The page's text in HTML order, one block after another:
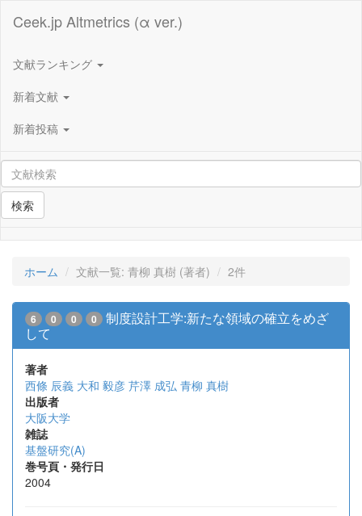
Ceek.jp Altmetrics (α ver.)
文献ランキング
新着文献
新着投稿
検索
ホーム 文献一覧: 青柳 真樹 (著者) 2件
6 0 0 0
制度設計工学:新たな領域の確立をめざ
して
著者
西條 辰義 大和 毅彦 芹澤 成弘 青柳 真樹
出版者
大阪大学
雑誌
基盤研究(A)
巻号頁・発行日
2004